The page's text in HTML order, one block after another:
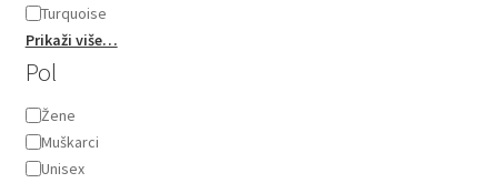
Turquoise
Prikaži više…
Pol
PolŽene
Muškarci
Unisex